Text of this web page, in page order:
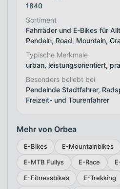
1840
Sortiment
Fahrräder und E-Bikes für
Pendeln; Road, Mountain,
Typische Merkmale
urban, leistungsorientiert,
Besonders beliebt bei
Pendelnde Stadtfahrer,
Freizeit- und Tourenfahrer
Mehr von Orbea
E-Bikes E-Mountainbikes
E-MTB Fullys
E-Race
E-Fitnessbikes
E-Trekking